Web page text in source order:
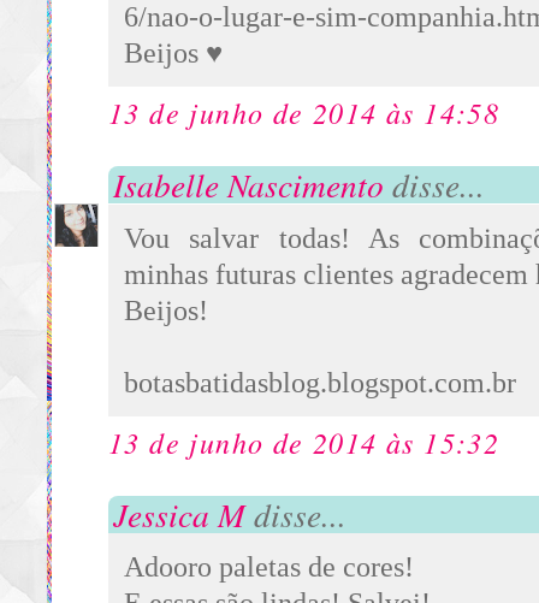
6/nao-o-lugar-e-sim-
Beijos ♥
13 de junho de 2014 às 14:58
Isabelle Nascimento disse...
Vou salvar todas! As
minhas futuras clientes agradecem
Beijos!
botasbatidasblog.blogspot.com.br
13 de junho de 2014 às 15:32
Jessica Mdisse...
Adooro paletas de cores!